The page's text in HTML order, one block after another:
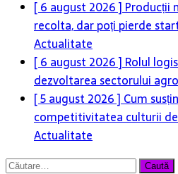
[ 6 august 2026 ] Producții
recolta, dar poți pierde
Actualitate
[ 6 august 2026 ] Rolul
dezvoltarea sectorului
[ 5 august 2026 ] Cum
competitivitatea culturii de
Actualitate
Caută